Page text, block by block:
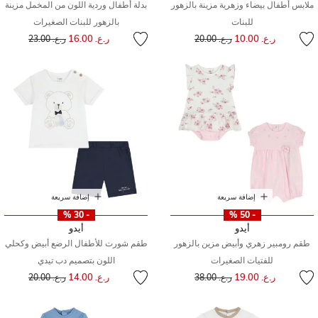
ملابس أطفال بيضاء وزهرية مزينة بالزهور
للبنات
ر.ع. 10.00 سعر مخفض منر.ع. 20.00
بدلة أطفال وردية اللون من المخمل مزينة
بالزهور للبنات الصغيرات
ر.ع. 16.00 سعر مخفض من
ر.ع. 23.00 إلى
إضافة سريعة
- 50 %
أيدو
طقم رومبير زهري وأبيض مزين بالزهور
للفتيات الصغيرات
ر.ع. 19.00 سعر مخفض منر.ع. 38.00
إضافة سريعة
- 30 %
أيدو
طقم شورت للأطفال الرضع أبيض وكحلي
اللون بتصميم دب تيدي
ر.ع. 14.00 سعر مخفض من
ر.ع. 20.00 إلى